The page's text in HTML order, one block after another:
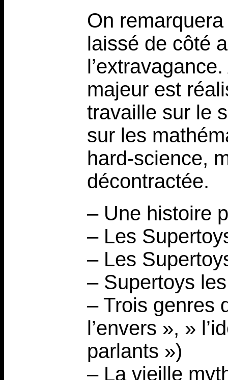
On
laissé de côté
majeur est
travaille sur le
sur les
hard-science,
décontractée.
– Une histoire
– Les
– Les
– Supertoys
– Trois genres
l’envers », »
parlants »)
– La vieille